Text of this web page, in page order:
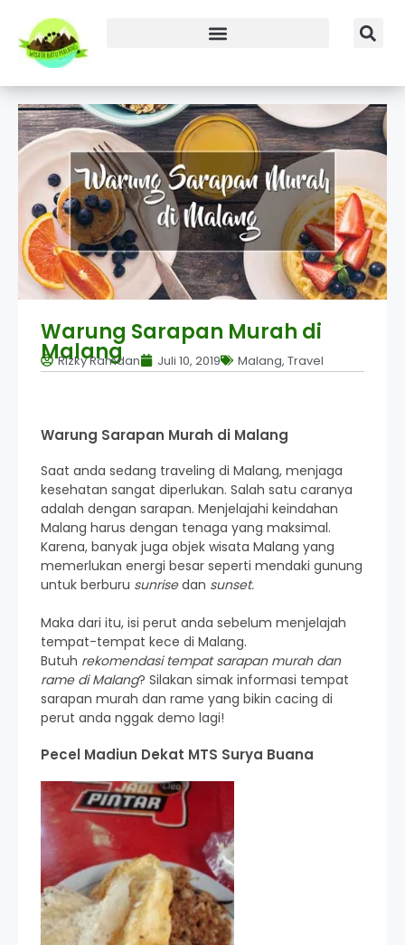
Warung Sarapan Murah di
Malang
Rizky Ramdan Juli 10, 2019 Malang, Travel
Warung Sarapan Murah di Malang
Saat anda sedang traveling di Malang, menjaga
kesehatan sangat diperlukan. Salah satu caranya
adalah dengan sarapan. Menjelajahi keindahan
Malang harus dengan tenaga yang maksimal.
Karena, banyak juga objek wisata Malang yang
memerlukan energi besar seperti mendaki gunung
untuk berburu sunrisedan sunset.
Maka dari itu, isi perut anda sebelum menjelajah
tempat-tempat kece di Malang.
Butuh rekomendasi tempat sarapan murah dan
rame di Malang? Silakan simak informasi tempat
sarapan murah dan rame yang bikin cacing di
perut anda nggak demo lagi!
Pecel Madiun Dekat MTS Surya Buana